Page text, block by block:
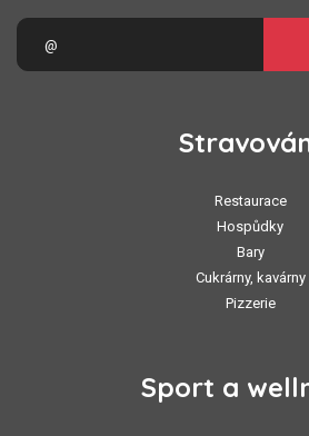
Restaurace
Hospůdky
Bary
Cukrárny, kavárny
Pizzerie
Sport a